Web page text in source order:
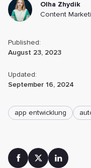
Olha Zhydik
Content
Published:
August 23, 2023
Updated:
September 16, 2024
app entwicklung